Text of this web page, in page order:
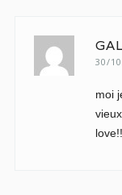
30/
moi